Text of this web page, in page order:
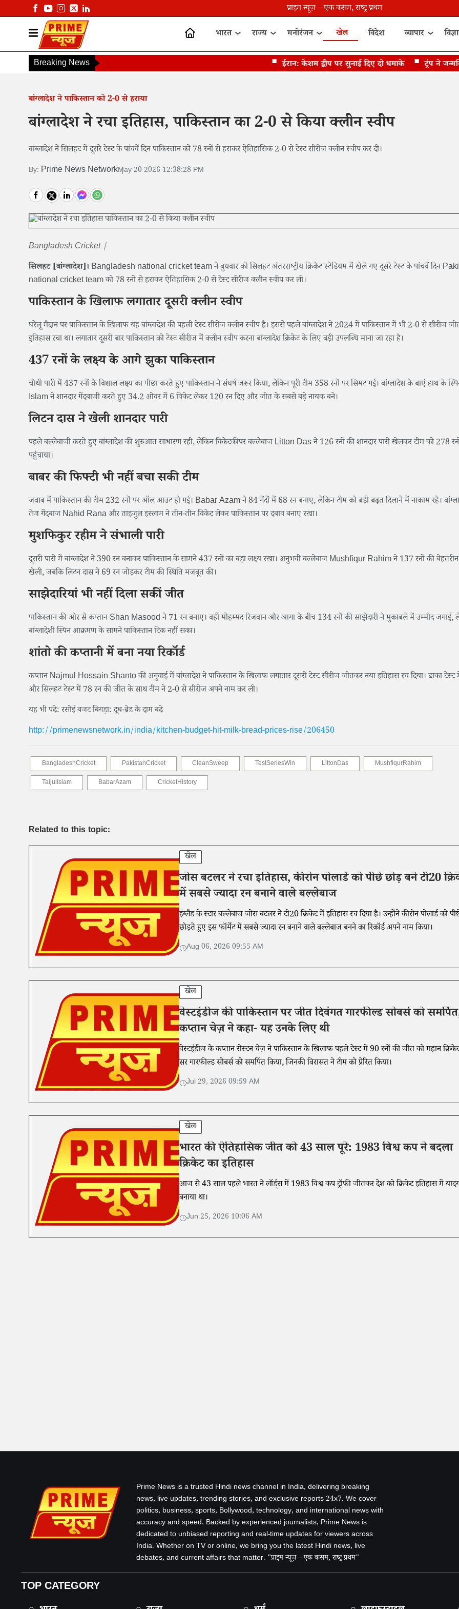
प्राइम न्यूज़ – एक कसम, राष्ट्र प्रथम
भारत राज्य मनोरंजन खेल विदेश व्यापार
Breaking News ईरान: केशम द्वीप पर सुनाई दिए दो धमाके ट्रंप ने
बांग्लादेश ने पाकिस्तान को 2-0 से हराया
बांग्लादेश ने रचा इतिहास, पाकिस्तान का 2-0 से किया क्लीन स्वीप
बांग्लादेश ने सिलहट में दूसरे टेस्ट के पांचवें दिन पाकिस्तान को 78 रनों से हराकर ऐतिहासिक 2-0 से टेस्ट सीरीज क्लीन स्वीप कर दी।
By: Prime News NetworkMay 20 2026 12:38:28 PM
Bangladesh Cricket |
सिलहट [बांग्लादेश]। Bangladesh national cricket team ने बुधवार को सिलहट अंतरराष्ट्रीय क्रिकेट स्टेडियम में खेले गए दूसरे टेस्ट के पांचवें दिन
national cricket team को 78 रनों से हराकर ऐतिहासिक 2-0 से टेस्ट सीरीज क्लीन स्वीप कर ली।
पाकिस्तान के खिलाफ लगातार दूसरी क्लीन स्वीप
घरेलू मैदान पर पाकिस्तान के खिलाफ यह बांग्लादेश की पहली टेस्ट सीरीज क्लीन स्वीप है। इससे पहले बांग्लादेश ने 2024 में पाकिस्तान में भी 2-0 से सीरीज
इतिहास रचा था। लगातार दूसरी बार पाकिस्तान को टेस्ट सीरीज में क्लीन स्वीप करना बांग्लादेश क्रिकेट के लिए बड़ी उपलब्धि माना जा रहा है।
437 रनों के लक्ष्य के आगे झुका पाकिस्तान
चौथी पारी में 437 रनों के विशाल लक्ष्य का पीछा करते हुए पाकिस्तान ने संघर्ष जरूर किया, लेकिन पूरी टीम 358 रनों पर सिमट गई। बांग्लादेश के बाएं हाथ के
Islam ने शानदार गेंदबाजी करते हुए 34.2 ओवर में 6 विकेट लेकर 120 रन दिए और जीत के सबसे बड़े नायक बने।
लिटन दास ने खेली शानदार पारी
पहले बल्लेबाजी करते हुए बांग्लादेश की शुरुआत साधारण रही, लेकिन विकेटकीपर बल्लेबाज Litton Das ने 126 रनों की शानदार पारी खेलकर टीम को 278
पहुंचाया।
बाबर की फिफ्टी भी नहीं बचा सकी टीम
जवाब में पाकिस्तान की टीम 232 रनों पर ऑल आउट हो गई। Babar Azam ने 84 गेंदों में 68 रन बनाए, लेकिन टीम को बड़ी बढ़त दिलाने में नाकाम रहे।
तेज गेंदबाज Nahid Rana और ताइजुल इस्लाम ने तीन-तीन विकेट लेकर पाकिस्तान पर दबाव बनाए रखा।
मुशफिकुर रहीम ने संभाली पारी
दूसरी पारी में बांग्लादेश ने 390 रन बनाकर पाकिस्तान के सामने 437 रनों का बड़ा लक्ष्य रखा। अनुभवी बल्लेबाज Mushfiqur Rahim ने 137 रनों की बेहतरीन
खेली, जबकि लिटन दास ने 69 रन जोड़कर टीम की स्थिति मजबूत की।
साझेदारियां भी नहीं दिला सकीं जीत
पाकिस्तान की ओर से कप्तान Shan Masood ने 71 रन बनाए। वहीं मोहम्मद रिजवान और आगा के बीच 134 रनों की साझेदारी ने मुकाबले में उम्मीद जगाई,
बांग्लादेशी स्पिन आक्रमण के सामने पाकिस्तान टिक नहीं सका।
शांतो की कप्तानी में बना नया रिकॉर्ड
कप्तान Najmul Hossain Shanto की अगुवाई में बांग्लादेश ने पाकिस्तान के खिलाफ लगातार दूसरी टेस्ट सीरीज जीतकर नया इतिहास रच दिया। ढाका
और सिलहट टेस्ट में 78 रन की जीत के साथ टीम ने 2-0 से सीरीज अपने नाम कर ली।
यह भी पढ़े: रसोई बजट बिगड़ा: दूध-ब्रेड के दाम बढ़े
http://primenewsnetwork.in/india/kitchen-budget-hit-milk-bread-prices-rise/206450
BangladeshCricket PakistanCricket CleanSweep TestSeriesWin LittonDas
MushfiqurRahim
TaijulIslam
BabarAzam CricketHistory
Related to this topic:
खेल
जोस बटलर ने रचा इतिहास, कीरोन पोलार्ड को पीछे छोड़ बने टी20
में सबसे ज्यादा रन बनाने वाले बल्लेबाज
इंग्लैंड के स्टार बल्लेबाज जोस बटलर ने टी20 क्रिकेट में इतिहास रच दिया है। उन्होंने कीरोन पोलार्ड को
छोड़ते हुए इस फॉर्मेट में सबसे ज्यादा रन बनाने वाले बल्लेबाज बनने का रिकॉर्ड अपने नाम किया।
Aug 06, 2026 09:55 AM
खेल
वेस्टइंडीज की पाकिस्तान पर जीत दिवंगत गारफील्ड सोबर्स को
कप्तान चेज़ ने कहा- यह उनके लिए थी
वेस्टइंडीज के कप्तान रोस्टन चेज़ ने पाकिस्तान के खिलाफ पहले टेस्ट में 90 रनों की जीत को महान
सर गारफील्ड सोबर्स को समर्पित किया, जिनकी विरासत ने टीम को प्रेरित किया।
Jul 29, 2026 09:59 AM
खेल
भारत की ऐतिहासिक जीत को 43 साल पूरे: 1983 विश्व कप ने बदला
क्रिकेट का इतिहास
आज से 43 साल पहले भारत ने लॉर्ड्स में 1983 विश्व कप ट्रॉफी जीतकर देश को क्रिकेट इतिहास में
बनाया था।
Jun 25, 2026 10:06 AM
Prime News is a trusted Hindi news channel in India, delivering breaking
news, live updates, trending stories, and exclusive reports 24x7. We cover
politics, business, sports, Bollywood, technology, and international news with
accuracy and speed. Backed by experienced journalists, Prime News is
dedicated to unbiased reporting and real-time updates for viewers across
India. Whether on TV or online, we bring you the latest Hindi news, live
debates, and current affairs that matter. "प्राइम न्यूज़ – एक कसम, राष्ट्र प्रथम"
TOP CATEGORY